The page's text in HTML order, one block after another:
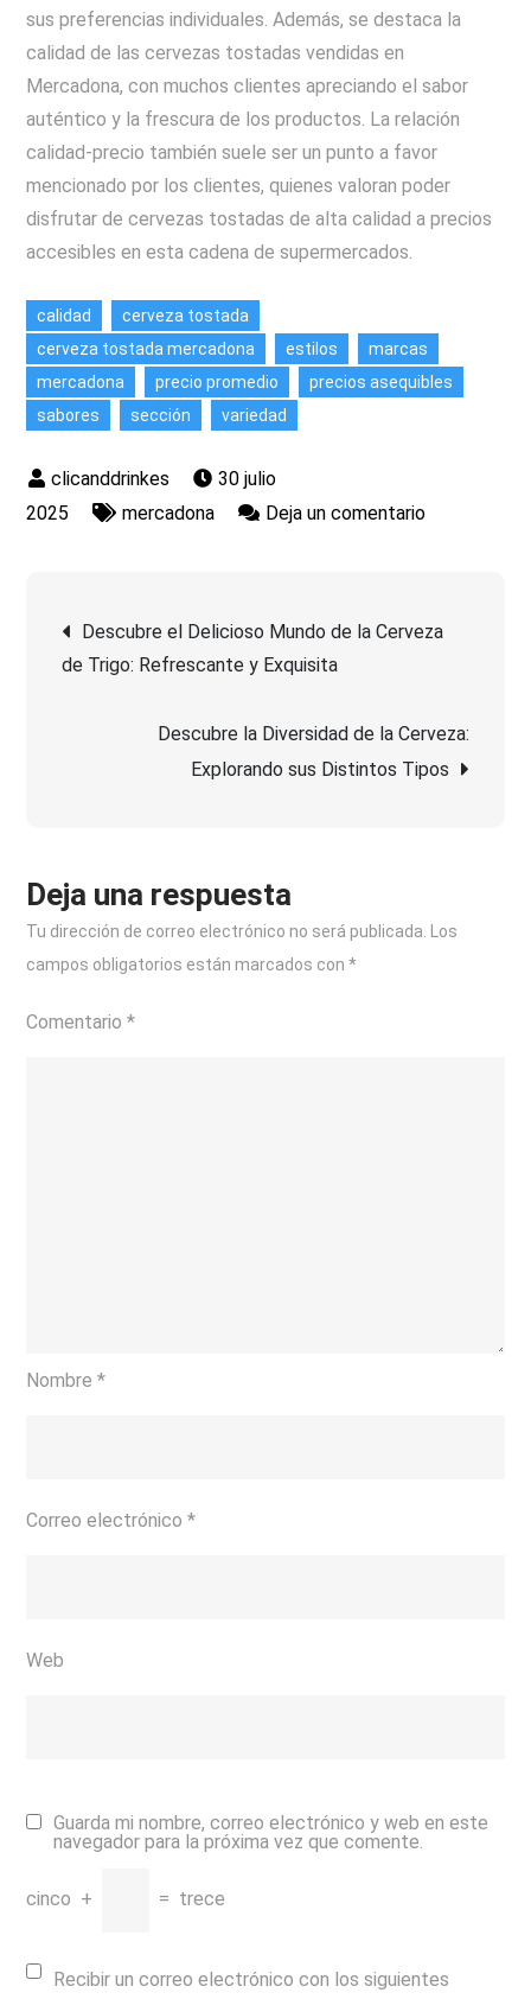
sus preferencias individuales. Además, se destaca la
calidad de las cervezas tostadas vendidas en
Mercadona, con muchos clientes apreciando el sabor
auténtico y la frescura de los productos. La relación
calidad-precio también suele ser un punto a favor
mencionado por los clientes, quienes valoran poder
disfrutar de cervezas tostadas de alta calidad a precios
accesibles en esta cadena de supermercados.
calidad
cerveza tostada
cerveza tostada mercadona
estilos
marcas
mercadona
precio promedio
precios asequibles
sabores
sección variedad
30 julio
2025
mercadona Deja un comentarioen
de
en
Mercadona:
Navegación
de
entradas
Descubre el Delicioso Mundo de la Cerveza
de Trigo: Refrescante y Exquisita
Descubre la Diversidad de la Cerveza:
Explorando sus Distintos Tipos
Deja una respuesta
Tu dirección de correo electrónico no será publicada.
Los
campos obligatorios están marcados con*
Comentario*
Nombre*
Correo electrónico*
Web
Guarda mi nombre, correo electrónico y web en este
navegador para la próxima vez que comente.
cinco + = trece
Recibir un correo electrónico con los siguientes